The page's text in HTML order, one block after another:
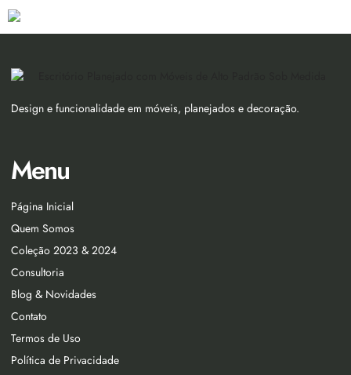
Design e funcionalidade em móveis, planejados e decoração.
Menu
Página Inicial
Quem Somos
Coleção 2023 & 2024
Consultoria
Blog & Novidades
Contato
Termos de Uso
Política de Privacidade